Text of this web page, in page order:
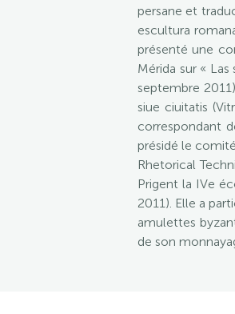
persane et
escultura
présenté une
Mérida sur «
septembre
siue ciuitatis
correspondant
présidé le
Rhetorical
Prigent la IVe
2011). Elle a
amulettes
de son